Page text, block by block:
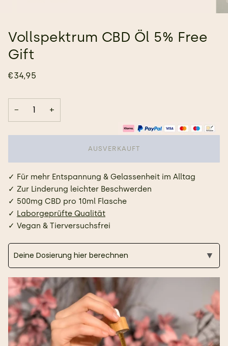
Vollspektrum CBD Öl 5% Free
Gift
€34,95
− +
AUSVERKAUFT
✓ Für mehr Entspannung & Gelassenheit im Alltag
✓ Zur Linderung leichter Beschwerden
✓ 500mg CBD pro 10ml Flasche
✓ Laborgeprüfte Qualität
✓ Vegan & Tierversuchsfrei
Deine Dosierung hier berechnen ▼